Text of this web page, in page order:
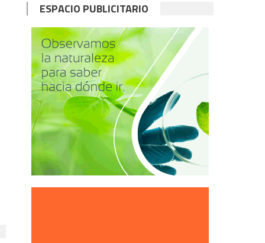
ESPACIO PUBLICITARIO